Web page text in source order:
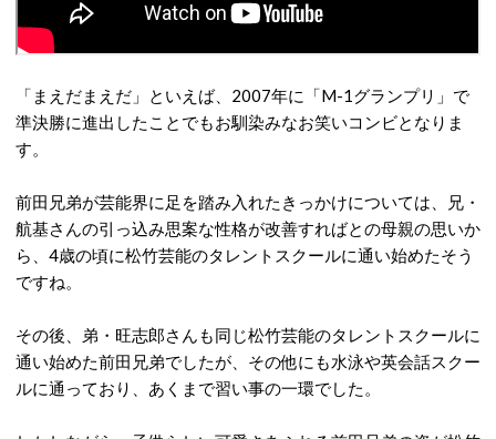
「まえだまえだ」といえば、2007年に「M-1グランプリ」で
準決勝に進出したことでもお馴染みなお笑いコンビとなりま
す。
前田兄弟が芸能界に足を踏み入れたきっかけについては、兄・
航基さんの引っ込み思案な性格が改善すればとの母親の思いか
ら、4歳の頃に松竹芸能のタレントスクールに通い始めたそう
ですね。
その後、弟・旺志郎さんも同じ松竹芸能のタレントスクールに
通い始めた前田兄弟でしたが、その他にも水泳や英会話スクー
ルに通っており、あくまで習い事の一環でした。